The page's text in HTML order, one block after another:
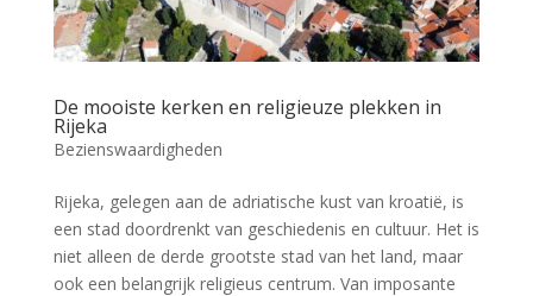
De mooiste kerken en religieuze plekken in
Rijeka
Bezienswaardigheden
Rijeka, gelegen aan de adriatische kust van kroatië, is
een stad doordrenkt van geschiedenis en cultuur. Het is
niet alleen de derde grootste stad van het land, maar
ook een belangrijk religieus centrum. Van imposante